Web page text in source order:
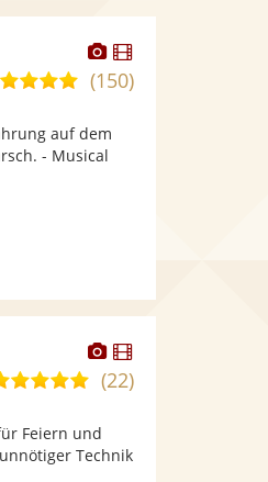
Dieser
Künstler
stellt
bereit.
Dieser
Künstler
5,0
5
Sternen
(150)
auf dem
- Musical
Dieser
Künstler
stellt
bereit.
Dieser
Künstler
5,0
5
Sternen
(22)
Feiern und
Technik